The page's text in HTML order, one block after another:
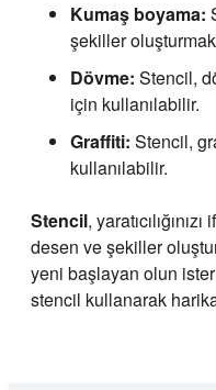
Kumaş boyama:
şekiller
Dövme: Stencil,
için kullanılabilir.
Graffiti: Stencil,
kullanılabilir.
Stencil,
desen ve şekiller
yeni başlayan olun
stencil kullanarak